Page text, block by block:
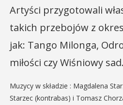
Artyści przygotowali
takich przebojów z
jak: Tango Milonga,
miłości czy Wiśniowy sad.
Muzycy w składzie : Magdalena
Starzec (kontrabas) i Tomasz